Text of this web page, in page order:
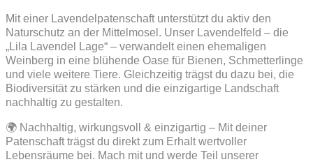
Mit einer Lavendelpatenschaft unterstützt du aktiv den
Naturschutz an der Mittelmosel. Unser Lavendelfeld – die
„Lila Lavendel Lage“ – verwandelt einen ehemaligen
Weinberg in eine blühende Oase für Bienen, Schmetterlinge
und viele weitere Tiere. Gleichzeitig trägst du dazu bei, die
Biodiversität zu stärken und die einzigartige Landschaft
nachhaltig zu gestalten.
🌍 Nachhaltig, wirkungsvoll & einzigartig – Mit deiner
Patenschaft trägst du direkt zum Erhalt wertvoller
Lebensräume bei. Mach mit und werde Teil unserer